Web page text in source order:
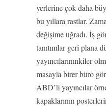
yerlerine çok daha
bu yıllara rastlar.
değişime uğradı. İş
tanıtımlar geri plana
yayıncılarınınkiler
masayla birer büro
ABD’li yayıncılar
kapaklarının